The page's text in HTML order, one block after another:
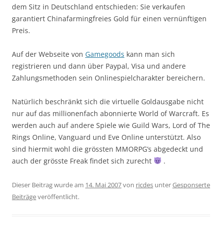
dem Sitz in Deutschland entschieden: Sie verkaufen
garantiert Chinafarmingfreies Gold für einen vernünftigen
Preis.
Auf der Webseite von Gamegoods kann man sich
registrieren und dann über Paypal, Visa und andere
Zahlungsmethoden sein Onlinespielcharakter bereichern.
Natürlich beschränkt sich die virtuelle Goldausgabe nicht
nur auf das millionenfach abonnierte World of Warcraft. Es
werden auch auf andere Spiele wie Guild Wars, Lord of The
Rings Online, Vanguard und Eve Online unterstützt. Also
sind hiermit wohl die grössten MMORPG’s abgedeckt und
auch der grösste Freak findet sich zurecht
.
Dieser Beitrag wurde am 14. Mai 2007von ricdes unterGesponserte
Beiträgeveröffentlicht.